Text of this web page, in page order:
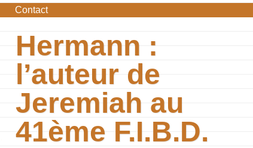
Contact
Hermann :
l’auteur de
Jeremiah au
41ème F.I.B.D.